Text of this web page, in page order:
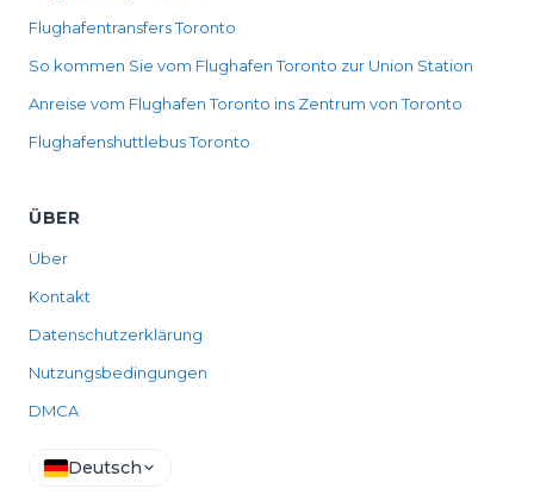
Flughafentransfers Toronto
So kommen Sie vom Flughafen Toronto zur Union Station
Anreise vom Flughafen Toronto ins Zentrum von Toronto
Flughafenshuttlebus Toronto
ÜBER
Über
Kontakt
Datenschutzerklärung
Nutzungsbedingungen
DMCA
Deutsch